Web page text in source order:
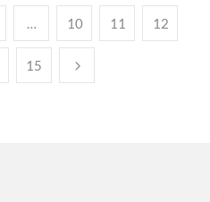
… 10 11 12
15